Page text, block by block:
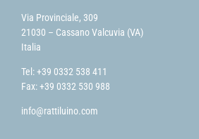
Via Provinciale, 309
21030 – Cassano Valcuvia (VA)
Italia
Tel: +39 0332 538 411
Fax: +39 0332 530 988
info@rattiluino.com